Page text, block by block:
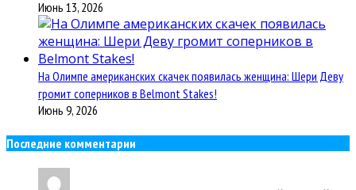
Июнь 13, 2026
На Олимпе американских скачек появилась женщина: Шери Деву
громит соперников в Belmont Stakes!
Июнь 9, 2026
Последние комментарии